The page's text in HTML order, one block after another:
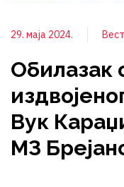
29. маја 2024.
Обилазак
Вук
МЗ